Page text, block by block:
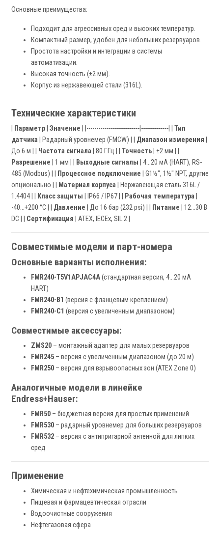
Основные преимущества:
Подходит для агрессивных сред и высоких температур.
Компактный размер, удобен для небольших резервуаров.
Простота настройки и интеграции в системы
автоматизации.
Высокая точность (±2 мм).
Корпус из нержавеющей стали (316L).
Технические характеристики
Параметр Значение | |---------------------------|--------------| | Тип
датчика | Радарный уровнемер (FMCW) | | Диапазон измерения
До 6 м | | Частота сигнала | 80 ГГц | | Точность | ±2 мм | |
Разрешение | 1 мм | | Выходные сигналы | 4...20 мА (HART), RS-
485 (Modbus) | |
Процессное подключение | G1½", 1½" NPT, другие
опционально | |
Материал корпуса | Нержавеющая сталь 316L /
1.4404 | |
Класс защиты | IP66 / IP67 | | Рабочая температура
-40...+200 °C | | Давление | До 16 бар (232 psi) | | Питание | 12...30 В
DC | | Сертификация | ATEX, IECEx, SIL 2 |
Совместимые модели и парт-номера
Основные варианты исполнения:
FMR240-T5V1APJAC4A(стандартная версия, 4...20 мА
HART)
FMR240-B1 (версия с фланцевым креплением)
FMR240-C1 (версия с увеличенным диапазоном)
Совместимые аксессуары:
ZMS20 – монтажный адаптер для малых резервуаров
FMR245 – версия с увеличенным диапазоном (до 20 м)
FMR250 – версия для взрывоопасных зон (ATEX Zone 0)
Аналогичные модели в линейке
Endress+Hauser:
FMR50 – бюджетная версия для простых применений
FMR530 – радарный уровнемер для больших резервуаров
FMR532 – версия с антипригарной антенной для липких
сред
Применение
Химическая и нефтехимическая промышленность
Пищевая и фармацевтическая отрасли
Водоочистные сооружения
Нефтегазовая сфера